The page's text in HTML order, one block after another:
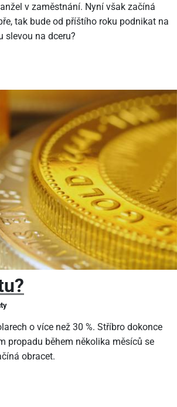
v zaměstnání. Nyní však začíná
tak bude od příštího roku podnikat na
slevou na dceru?
o více než 30 %. Stříbro dokonce
propadu během několika měsíců se
obracet.